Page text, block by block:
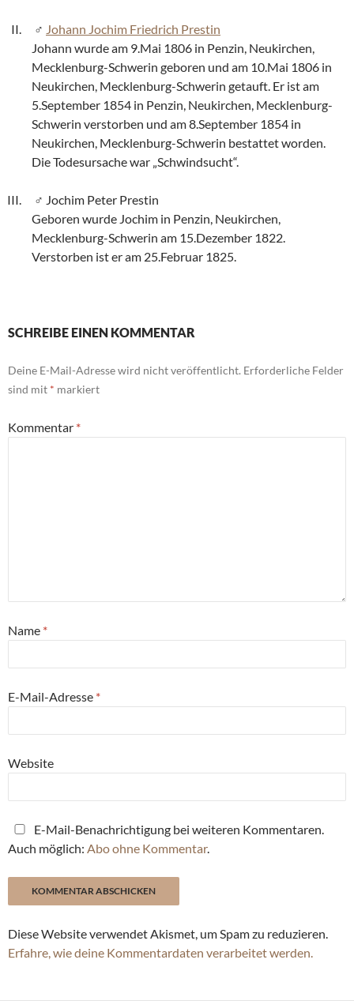
Johann Jochim Friedrich Prestin
Johann wurde am 9.Mai 1806 in Penzin, Neukirchen,
Mecklenburg-Schwerin geboren und am 10.Mai 1806 in
Neukirchen, Mecklenburg-Schwerin getauft. Er ist am
5.September 1854 in Penzin, Neukirchen, Mecklenburg-
Schwerin verstorben und am 8.September 1854 in
Neukirchen, Mecklenburg-Schwerin bestattet worden.
Die Todesursache war „Schwindsucht“.
Jochim Peter Prestin
Geboren wurde Jochim in Penzin, Neukirchen,
Mecklenburg-Schwerin am 15.Dezember 1822.
Verstorben ist er am 25.Februar 1825.
SCHREIBE EINEN KOMMENTAR
Deine E-Mail-Adresse wird nicht veröffentlicht. Erforderliche Felder
sind mit * markiert
Kommentar *
Name *
E-Mail-Adresse *
Website
E-Mail-Benachrichtigung bei weiteren Kommentaren.
Auch möglich: Abo ohne Kommentar.
Diese Website verwendet Akismet, um Spam zu reduzieren.
Erfahre, wie deine Kommentardaten verarbeitet werden.